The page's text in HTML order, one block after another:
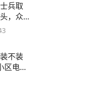
兵取
，众
不装
区电梯